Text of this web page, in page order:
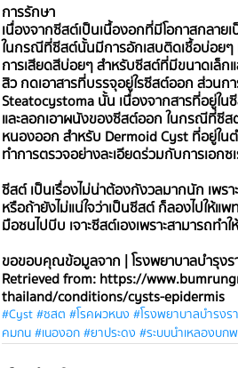
การรักษา
เนื่องจากซีสต์เป็นเนื้องอกที่มีโอกาสกลาย
ในกรณีที่ซีสต์นั้นมีการอักเสบติดเชื้อบ่อยๆ
การเสียดสีบ่อยๆ สำหรับซีสต์ที่มีขนาดเล็ก
สิว กดเอาสารที่บรรจุอยู่ใรซีสต์ออก ส่วน
Steatocystoma นั้น เนื่องจากสารที่อยู่ใน
และลอกเอาผนังของซีสต์ออก ในกรณีที่ซี
หนองออก สำหรับ Dermoid Cyst ที่อยู่ใ
ทำการตรวจอย่างละเอียดร่วมกับการเอก
ซีสต์ เป็นเรื่องไม่น่าต้องกังวลมากนัก เพร
หรือถ้ายังไม่แน่ใจว่าเป็นซีสต์ ก็ลองไปให้
มือซนไปบีบ เจาะซีสต์เองเพราะสามารถทำ
ขอขอบคุณข้อมูลจาก | โรงพยาบาลบำรุง
Retrieved from: https://
thailand/conditions/cysts-epidermis
#Cyst#ซสต #โรคผวหนง #โรงพยาบาลบำรงร
คมกน#เนองอก#ยาประดง #ระบบนำเหลองบก